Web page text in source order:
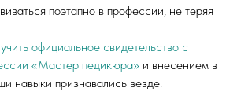
поэтапно в профессии, не теряя
официальное свидетельство с
«Мастер педикюра» и внесением в
признавались везде.